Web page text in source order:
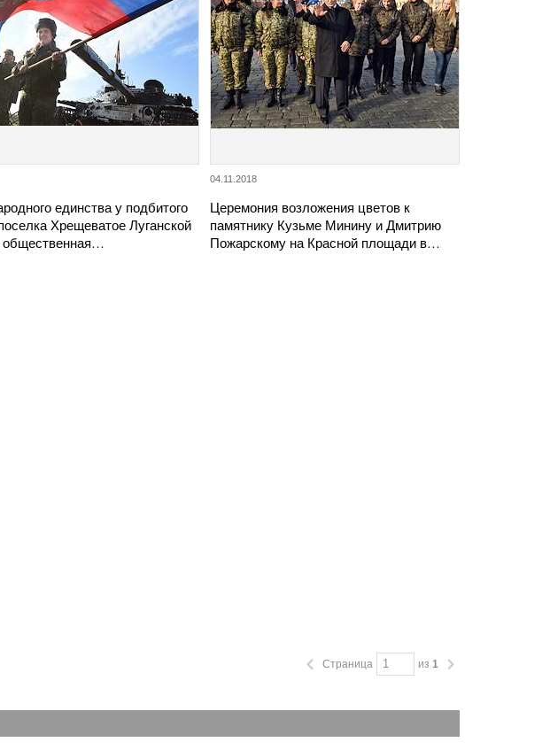
единства у подбитого
Хрещеватое Луганской
общественная…
04.11.2018
Церемония возложения цветов к
памятнику Кузьме Минину и Дмитрию
Пожарскому на Красной площади в…
Страница из 1